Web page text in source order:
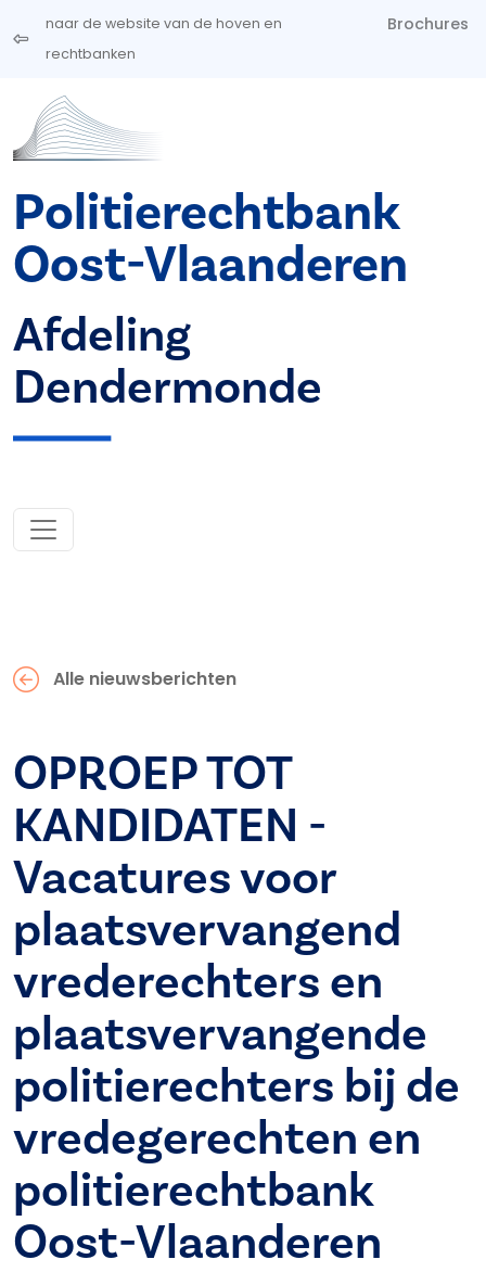
Overslaan en naar de inhoud gaan
naar de website van de hoven en
rechtbanken
Brochures
Politierechtbank
Oost-Vlaanderen
Afdeling
Dendermonde
Alle nieuwsberichten
OPROEP TOT
KANDIDATEN -
Vacatures voor
plaatsvervangend
vrederechters en
plaatsvervangende
politierechters bij de
vredegerechten en
politierechtbank
Oost-Vlaanderen